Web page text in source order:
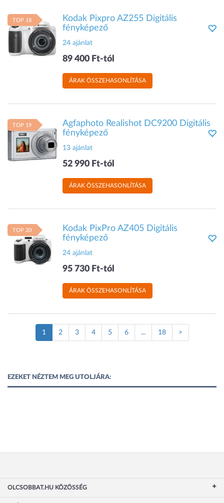
TOP 18
Kodak Pixpro AZ255 Digitális
fényképező
24 ajánlat
89 400 Ft-tól
ÁRAK ÖSSZEHASONLÍTÁSA
TOP 19
Agfaphoto Realishot DC9200 Digitális
fényképező
13 ajánlat
52 990 Ft-tól
ÁRAK ÖSSZEHASONLÍTÁSA
TOP 20
Kodak PixPro AZ405 Digitális
fényképező
24 ajánlat
95 730 Ft-tól
ÁRAK ÖSSZEHASONLÍTÁSA
1 (Jelenlegi
oldal)
2 3 4 5 6 ... 18 >
EZEKET NÉZTEM MEG UTOLJÁRA:
OLCSOBBAT.HU KÖZÖSSÉG